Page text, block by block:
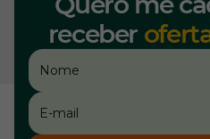
receber